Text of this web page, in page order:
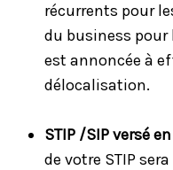
récurrents pour
du business
est annoncée à
délocalisation.
STIP /SIP versé
de votre STIP